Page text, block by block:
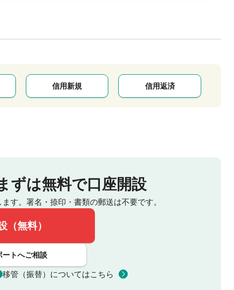
信用新規 信用返済
ずは無料で口座開設
す。 署名・捺印・書類の郵送は不要です。
（無料）
ートへご相談
移管（振替）についてはこちら